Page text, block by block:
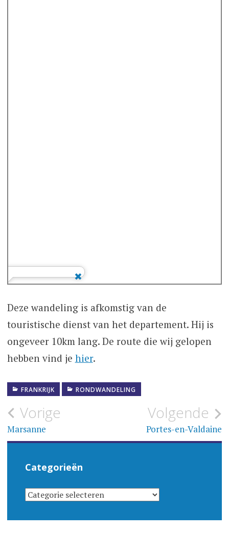
Deze wandeling is afkomstig van de
touristische dienst van het departement. Hij is
ongeveer 10km lang. De route die wij gelopen
hebben vind je hier.
FRANKRIJK RONDWANDELING
Bericht
navigatie
Vorige
Marsanne
Volgende
Portes-en-Valdaine
Categorieën
CATEGORIEËN